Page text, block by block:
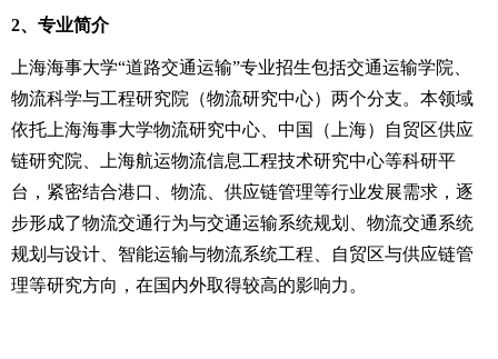
2、专业简介
上海海事大学“道路交通运输”专业招生包括交通运输学院、
物流科学与工程研究院（物流研究中心）两个分支。本领域
依托上海海事大学物流研究中心、中国（上海）自贸区供应
链研究院、上海航运物流信息工程技术研究中心等科研平
台，紧密结合港口、物流、供应链管理等行业发展需求，逐
步形成了物流交通行为与交通运输系统规划、物流交通系统
规划与设计、智能运输与物流系统工程、自贸区与供应链管
理等研究方向，在国内外取得较高的影响力。